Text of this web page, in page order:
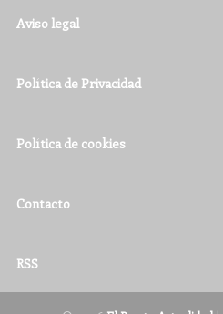
Aviso legal
Política de Privacidad
Política de cookies
Contacto
RSS